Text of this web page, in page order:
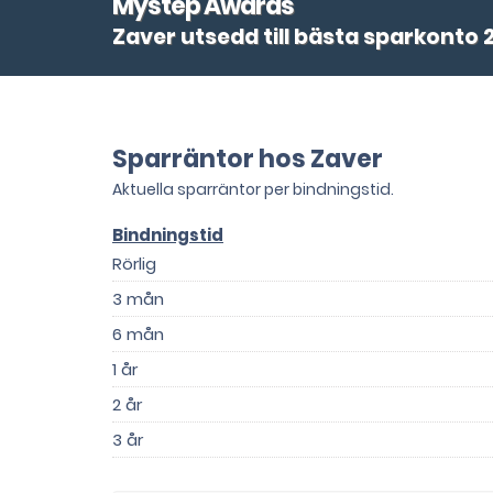
Zaver utsedd till bästa sparkonto
Sparräntor hos Zaver
Aktuella sparräntor per bindningstid.
Bindningstid
Rörlig
3 mån
6 mån
1 år
2 år
3 år